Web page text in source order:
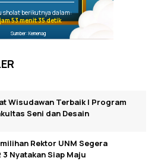
sholat berikutnya dalam:
53 menit 34 detik
Sumber: Kemenag
Wisudawan Terbaik I Program
Seni dan Desain
Rektor UNM Segera
3 Nyatakan Siap Maju